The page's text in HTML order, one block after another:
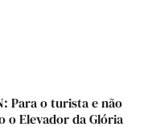
Para o turista e não
o Elevador da Glória